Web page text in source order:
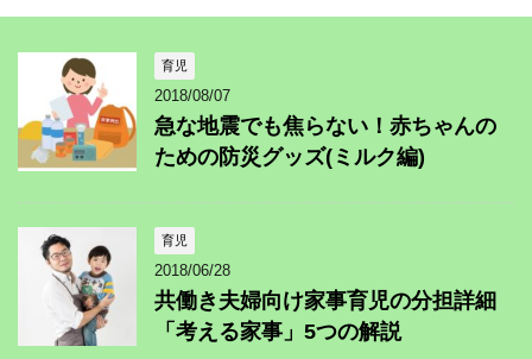
育児
2018/08/07
急な地震でも焦らない！赤ちゃんの
ための防災グッズ(ミルク編)
育児
2018/06/28
共働き夫婦向け家事育児の分担詳細
「考える家事」5つの解説